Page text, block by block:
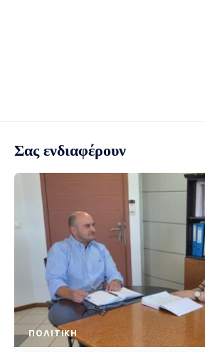
Σας ενδιαφέρουν
ΠΟΛΙΤΙΚΉ